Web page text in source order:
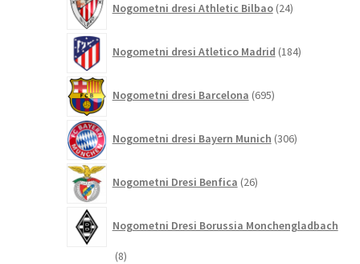
Nogometni dresi Athletic Bilbao 24izdelkov
Nogometni dresi Atletico Madrid 184izdelkov
Nogometni dresi Barcelona 695izdelkov
Nogometni dresi Bayern Munich 306izdelkov
Nogometni Dresi Benfica 26izdelkov
Nogometni Dresi Borussia Monchengladbach
88